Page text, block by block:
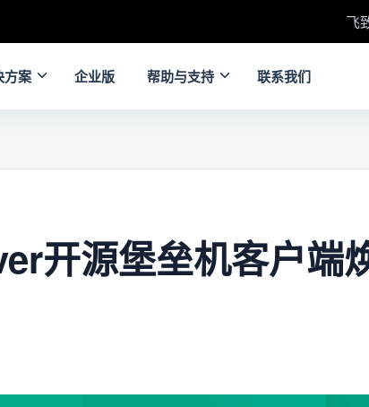
飞
方案 企业版 帮助与支持 联系我们
开源堡垒机客户端